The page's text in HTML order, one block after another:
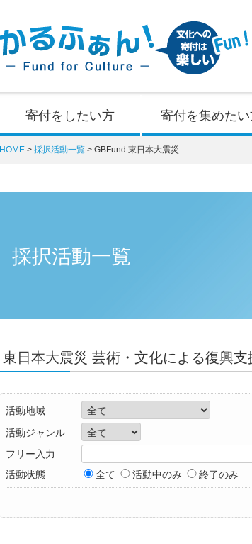
寄付をしたい方 寄付を集めた
HOME 採択活動一覧 GBFund 東日本大震災
採択活動一覧
東日本大震災 芸術・文化による復興
活動地域
活動ジャンル
フリー入力
活動状態
全て 活動中のみ 終了のみ